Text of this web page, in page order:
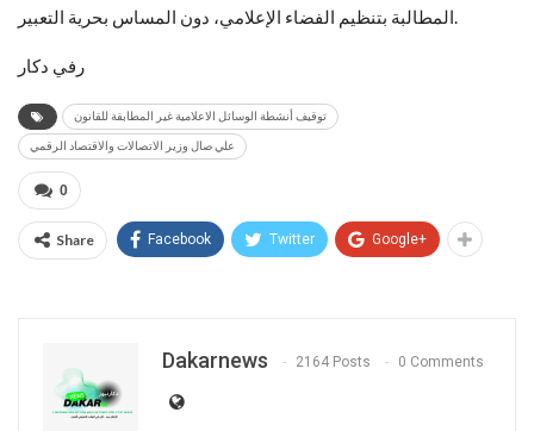
المطالبة بتنظيم الفضاء الإعلامي، دون المساس بحرية التعبير.
رفي دكار
توقيف أنشطة الوسائل الاعلامية غير المطابقة للقانون
علي صال وزير الاتصالات والاقتصاد الرقمي
0
Share Facebook Twitter Google+
Dakarnews 2164 Posts 0 Comments